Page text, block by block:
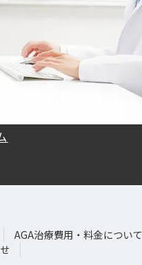
AGA治療費用・料金について